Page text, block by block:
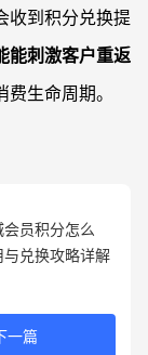
收到积分兑换提
能刺激客户重返
生命周期。
员积分怎么
与兑换攻略详解
一篇